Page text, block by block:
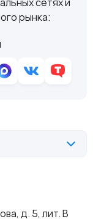
сетях и
рынка:
д. 5, лит. В